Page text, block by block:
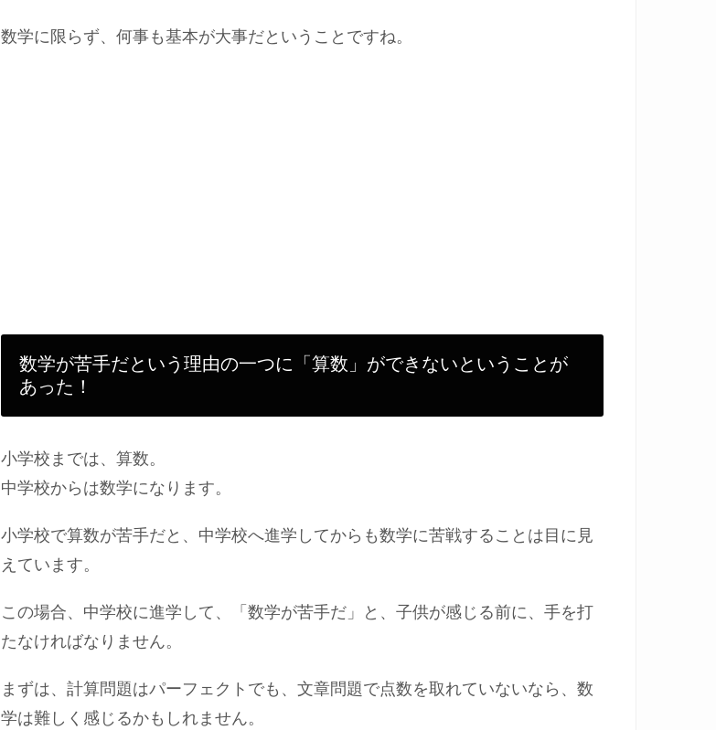
数学に限らず、何事も基本が大事だということですね。
数学が苦手だという理由の一つに「算数」ができないということが
あった！
小学校までは、算数。
中学校からは数学になります。
小学校で算数が苦手だと、中学校へ進学してからも数学に苦戦することは目に見
えています。
この場合、中学校に進学して、「数学が苦手だ」と、子供が感じる前に、手を打
たなければなりません。
まずは、計算問題はパーフェクトでも、文章問題で点数を取れていないなら、数
学は難しく感じるかもしれません。